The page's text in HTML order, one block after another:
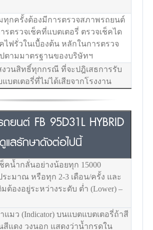
ทุกครั้งต้องมีการตรวจสภาพรถยนต์
รตรวจเช็คที่แบตเตอรี่ ตรวจเช็คได
ไฟรั่วในเบื้องต้น หลักในการตรวจ
ตามมาตรฐานของบริษัทฯ
วนสิทธิ์ทุกกรณี ที่จะปฎิเสธการรับ
บตเตอรี่ที่ไม่ได้เสียจากโรงงาน
ยนต์ FB 95D31L HYBRID
ดูแลรักษาดังต่อไปนี้
คน้ำกลั่นอย่างน้อยทุก 15000
ระมาณ หรือทุก 2-3 เดือน/ครั้ง และ
ต้องอยู่ระหว่างระดับ ต่ำ (Lower) –
แมว (Indicator) บนแบตแบตเตอรี่ถ้าสี
สีแดง วงนอก แสดงว่าน้ำกรดใน